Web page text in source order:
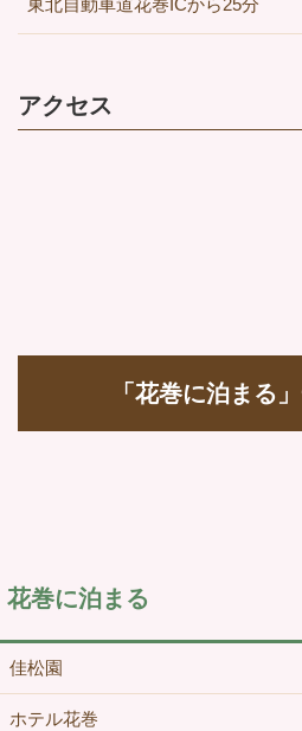
東北自動車道花巻ICから25分
アクセス
「花巻に泊まる
花巻に泊まる
佳松園
ホテル花巻